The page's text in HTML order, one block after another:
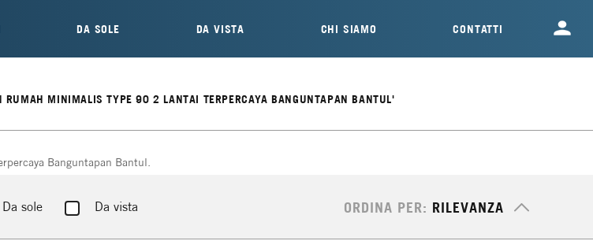
DA SOLE DA VISTA CHI SIAMO CONTATTI
MINIMALIS TYPE 90 2 LANTAI TERPERCAYA BANGUNTAPAN BANTUL'
Banguntapan Bantul.
Da sole Da vista ORDINA PER